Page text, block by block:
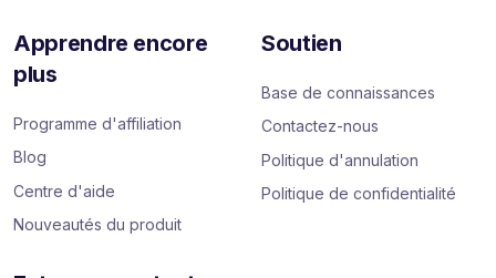
Apprendre encore
plus
Programme d'affiliation
Blog
Centre d'aide
Nouveautés du produit
Soutien
Base de connaissances
Contactez-nous
Politique d'annulation
Politique de confidentialité